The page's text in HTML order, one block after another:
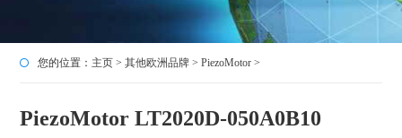
您的位置： 主页 >其他欧洲品牌 >PiezoMotor >
PiezoMotor LT2020D-050A0B10